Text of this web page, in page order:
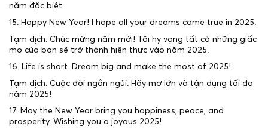
năm đặc biệt.
15. Happy New Year! I hope all your dreams come true in 2025.
Tạm dịch: Chúc mừng năm mới! Tôi hy vọng tất cả những giấc
mơ của bạn sẽ trở thành hiện thực vào năm 2025.
16. Life is short. Dream big and make the most of 2025!
Tạm dịch: Cuộc đời ngắn ngủi. Hãy mơ lớn và tận dụng tối đa
năm 2025!
17. May the New Year bring you happiness, peace, and
prosperity. Wishing you a joyous 2025!